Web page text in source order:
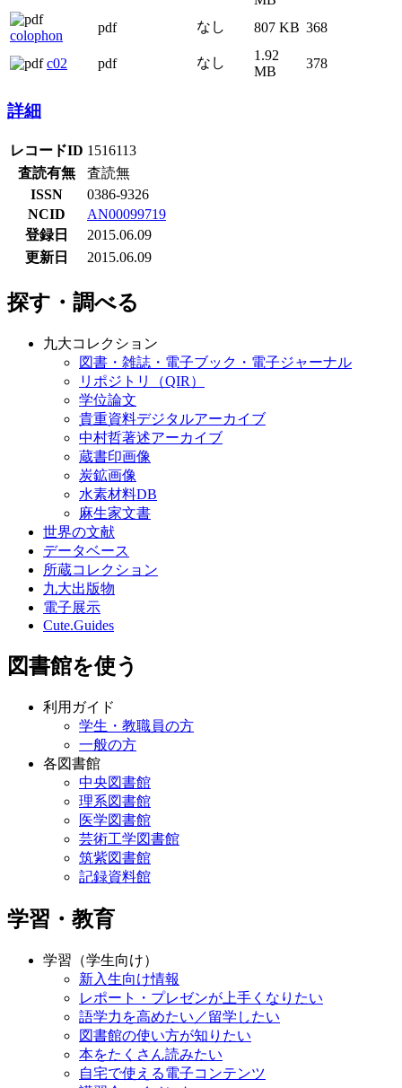
詳細
査読有無
ISSN
NCID
AN00099719
登録日
2015.06.09
更新日
2015.06.09
探す・調べる
図書・雑誌・電子ブック・電子ジャーナル
リポジトリ（QIR）
貴重資料デジタルアーカイブ
中村哲著述アーカイブ
蔵書印画像
炭鉱画像
水素材料DB
麻生家文書
世界の文献
データベース
所蔵コレクション
九大出版物
電子展示
Cute.Guides
図書館を使う
利用ガイド
学生・教職員の方
一般の方
中央図書館
理系図書館
医学図書館
芸術工学図書館
筑紫図書館
記録資料館
学習・教育
学習（学生向け）
新入生向け情報
レポート・プレゼンが上手くなりたい
図書館の使い方が知りたい
本をたくさん読みたい
自宅で使える電子コンテンツ
講習会・イベント
Cute.Guides
図書館TA（Cuter）
教育情報サービス